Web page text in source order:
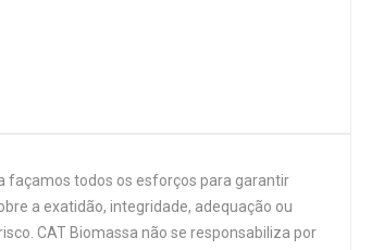
façamos todos os esforços para garantir
a exatidão, integridade, adequação ou
CAT Biomassa não se responsabiliza por